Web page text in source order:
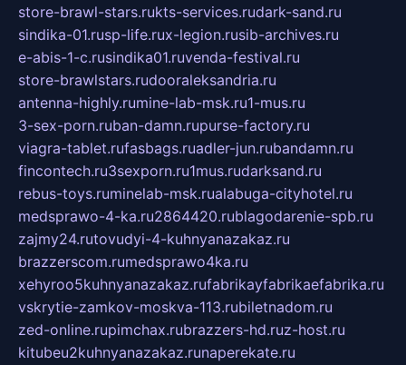
store-brawl-stars.rukts-services.rudark-sand.ru
sindika-01.rusp-life.rux-legion.rusib-archives.ru
e-abis-1-c.rusindika01.ruvenda-festival.ru
store-brawlstars.rudooraleksandria.ru
antenna-highly.rumine-lab-msk.ru1-mus.ru
3-sex-porn.ruban-damn.rupurse-factory.ru
viagra-tablet.rufasbags.ruadler-jun.rubandamn.ru
fincontech.ru3sexporn.ru1mus.rudarksand.ru
rebus-toys.ruminelab-msk.rualabuga-cityhotel.ru
medsprawo-4-ka.ru2864420.rublagodarenie-spb.ru
zajmy24.rutovudyi-4-kuhnyanazakaz.ru
brazzerscom.rumedsprawo4ka.ru
xehyroo5kuhnyanazakaz.rufabrikayfabrikaefabrika.ru
vskrytie-zamkov-moskva-113.rubiletnadom.ru
zed-online.rupimchax.rubrazzers-hd.ruz-host.ru
kitubeu2kuhnyanazakaz.runaperekate.ru